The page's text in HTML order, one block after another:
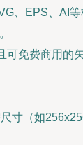
、EPS、AI等
可免费商用的
寸（如